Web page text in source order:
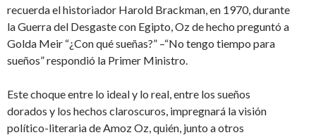
recuerda el historiador Harold Brackman, en 1970, durante
la Guerra del Desgaste con Egipto, Oz de hecho preguntó a
Golda Meir “¿Con qué sueñas?” –“No tengo tiempo para
sueños” respondió la Primer Ministro.
Este choque entre lo ideal y lo real, entre los sueños
dorados y los hechos claroscuros, impregnará la visión
político-literaria de Amoz Oz, quién, junto a otros